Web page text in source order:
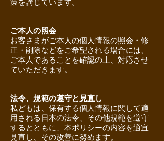
策を講じています。
ご本人の照会
お客さまがご本人の個人情報の照会・修
正・削除などをご希望される場合には、
ご本人であることを確認の上、対応させ
ていただきます。
法令、規範の遵守と見直し
私どもは、保有する個人情報に関して適
用される日本の法令、その他規範を遵守
するとともに、本ポリシーの内容を適宜
見直し、その改善に努めます。